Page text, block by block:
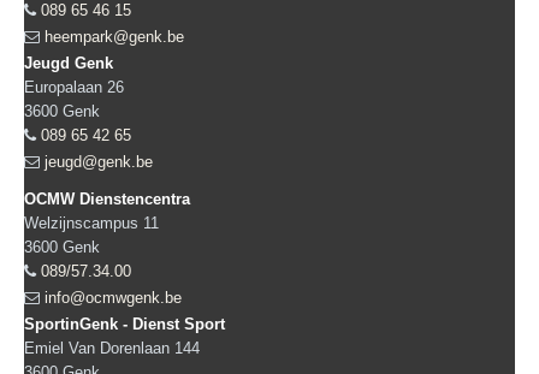
089 65 46 15
heempark@genk.be
Jeugd Genk
Europalaan 26
3600 Genk
089 65 42 65
jeugd@genk.be
OCMW Dienstencentra
Welzijnscampus 11
3600 Genk
089/57.34.00
info@ocmwgenk.be
SportinGenk - Dienst Sport
Emiel Van Dorenlaan 144